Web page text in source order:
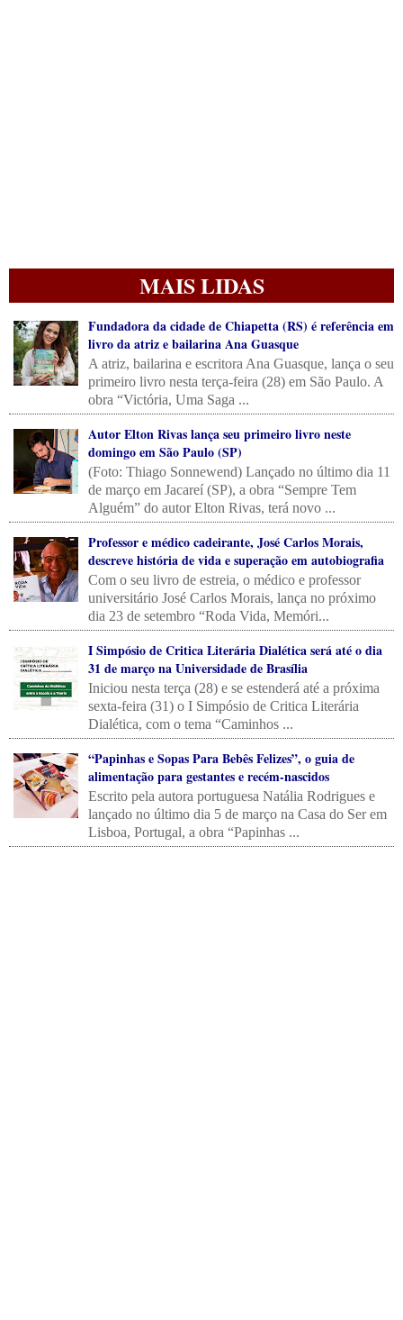
MAIS LIDAS
Fundadora da cidade de Chiapetta (RS) é referência em
livro da atriz e bailarina Ana Guasque
A atriz, bailarina e escritora Ana Guasque, lança o seu
primeiro livro nesta terça-feira (28) em São Paulo. A
obra “Victória, Uma Saga ...
Autor Elton Rivas lança seu primeiro livro neste
domingo em São Paulo (SP)
(Foto: Thiago Sonnewend) Lançado no último dia 11
de março em Jacareí (SP), a obra “Sempre Tem
Alguém” do autor Elton Rivas, terá novo ...
Professor e médico cadeirante, José Carlos Morais,
descreve história de vida e superação em autobiografia
Com o seu livro de estreia, o médico e professor
universitário José Carlos Morais, lança no próximo
dia 23 de setembro “Roda Vida, Memóri...
I Simpósio de Critica Literária Dialética será até o dia
31 de março na Universidade de Brasília
Iniciou nesta terça (28) e se estenderá até a próxima
sexta-feira (31) o I Simpósio de Critica Literária
Dialética, com o tema “Caminhos ...
“Papinhas e Sopas Para Bebês Felizes”, o guia de
alimentação para gestantes e recém-nascidos
Escrito pela autora portuguesa Natália Rodrigues e
lançado no último dia 5 de março na Casa do Ser em
Lisboa, Portugal, a obra “Papinhas ...